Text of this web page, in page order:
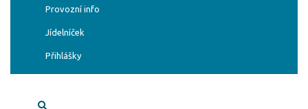
Provozní info
Jídelníček
Přihlášky